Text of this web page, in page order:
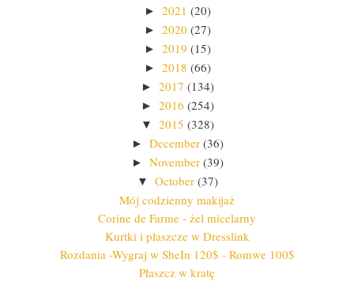
► 2021 (20)
► 2020 (27)
► 2019 (15)
► 2018 (66)
► 2017 (134)
► 2016 (254)
▼ 2015 (328)
► December (36)
► November (39)
▼ October (37)
Mój codzienny makijaż
Corine de Farme - żel micelarny
Kurtki i płaszcze w Dresslink
Rozdania -Wygraj w SheIn 120$ - Romwe 100$
Płaszcz w kratę